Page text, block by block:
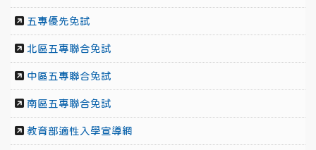
五專優先免試
北區五專聯合免試
中區五專聯合免試
南區五專聯合免試
教育部適性入學宣導網